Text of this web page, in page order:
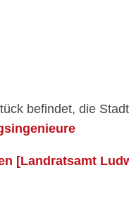
befindet, die
[Landratsamt